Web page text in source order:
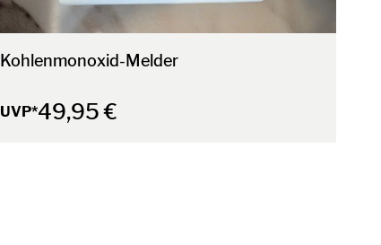
Kohlenmonoxid-Melder
UVP*49,95 €